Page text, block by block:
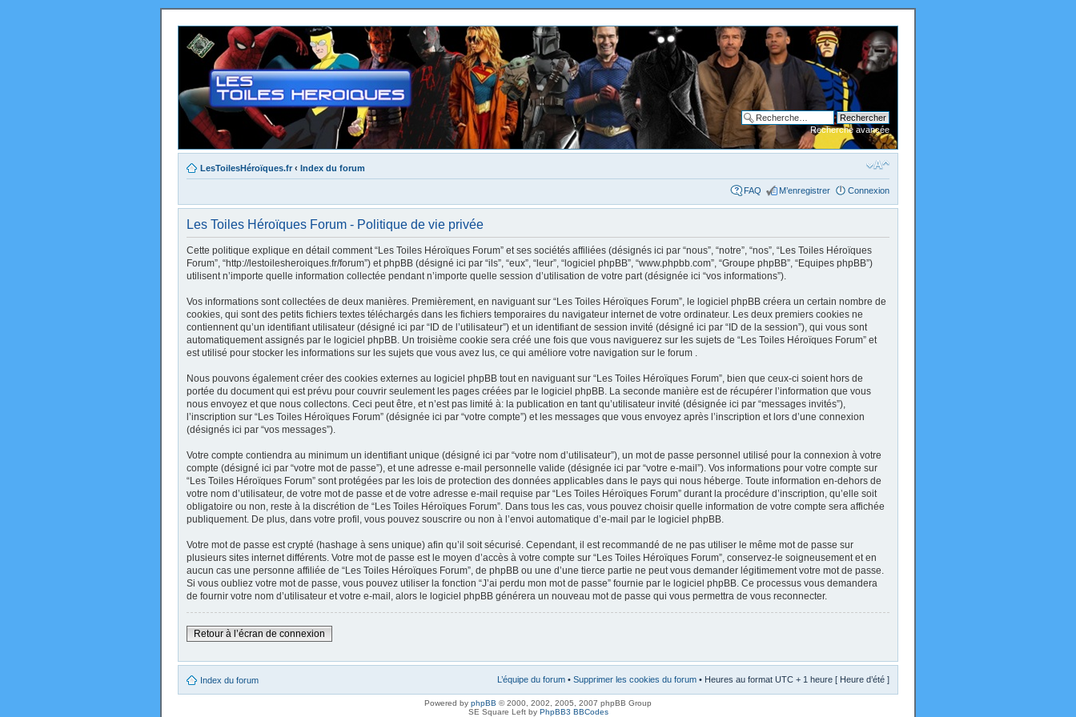
Recherche avancée
LesToilesHéroïques.fr ‹ Index du forum
FAQ M’enregistrer Connexion
Les Toiles Héroïques Forum - Politique de vie privée
Cette politique explique en détail comment “Les Toiles Héroïques Forum” et ses sociétés affiliées (désignés ici par “nous”, “notre”, “nos”, “Les Toiles Héroïques
Forum”, “http://lestoilesheroiques.fr/forum”) et phpBB (désigné ici par “ils”, “eux”, “leur”, “logiciel phpBB”, “www.phpbb.com”, “Groupe phpBB”, “Equipes phpBB”)
utilisent n’importe quelle information collectée pendant n’importe quelle session d’utilisation de votre part (désignée ici “vos informations”).
Vos informations sont collectées de deux manières. Premièrement, en naviguant sur “Les Toiles Héroïques Forum”, le logiciel phpBB créera un certain nombre de
cookies, qui sont des petits fichiers textes téléchargés dans les fichiers temporaires du navigateur internet de votre ordinateur. Les deux premiers cookies ne
contiennent qu’un identifiant utilisateur (désigné ici par “ID de l’utilisateur”) et un identifiant de session invité (désigné ici par “ID de la session”), qui vous sont
automatiquement assignés par le logiciel phpBB. Un troisième cookie sera créé une fois que vous naviguerez sur les sujets de “Les Toiles Héroïques Forum” et
est utilisé pour stocker les informations sur les sujets que vous avez lus, ce qui améliore votre navigation sur le forum .
Nous pouvons également créer des cookies externes au logiciel phpBB tout en naviguant sur “Les Toiles Héroïques Forum”, bien que ceux-ci soient hors de
portée du document qui est prévu pour couvrir seulement les pages créées par le logiciel phpBB. La seconde manière est de récupérer l’information que vous
nous envoyez et que nous collectons. Ceci peut être, et n’est pas limité à: la publication en tant qu’utilisateur invité (désignée ici par “messages invités”),
l’inscription sur “Les Toiles Héroïques Forum” (désignée ici par “votre compte”) et les messages que vous envoyez après l’inscription et lors d’une connexion
(désignés ici par “vos messages”).
Votre compte contiendra au minimum un identifiant unique (désigné ici par “votre nom d’utilisateur”), un mot de passe personnel utilisé pour la connexion à votre
compte (désigné ici par “votre mot de passe”), et une adresse e-mail personnelle valide (désignée ici par “votre e-mail”). Vos informations pour votre compte sur
“Les Toiles Héroïques Forum” sont protégées par les lois de protection des données applicables dans le pays qui nous héberge. Toute information en-dehors de
votre nom d’utilisateur, de votre mot de passe et de votre adresse e-mail requise par “Les Toiles Héroïques Forum” durant la procédure d’inscription, qu’elle soit
obligatoire ou non, reste à la discrétion de “Les Toiles Héroïques Forum”. Dans tous les cas, vous pouvez choisir quelle information de votre compte sera affichée
publiquement. De plus, dans votre profil, vous pouvez souscrire ou non à l’envoi automatique d’e-mail par le logiciel phpBB.
Votre mot de passe est crypté (hashage à sens unique) afin qu’il soit sécurisé. Cependant, il est recommandé de ne pas utiliser le même mot de passe sur
plusieurs sites internet différents. Votre mot de passe est le moyen d’accès à votre compte sur “Les Toiles Héroïques Forum”, conservez-le soigneusement et en
aucun cas une personne affiliée de “Les Toiles Héroïques Forum”, de phpBB ou une d’une tierce partie ne peut vous demander légitimement votre mot de passe.
Si vous oubliez votre mot de passe, vous pouvez utiliser la fonction “J’ai perdu mon mot de passe” fournie par le logiciel phpBB. Ce processus vous demandera
de fournir votre nom d’utilisateur et votre e-mail, alors le logiciel phpBB générera un nouveau mot de passe qui vous permettra de vous reconnecter.
Retour à l’écran de connexion
Index du forum L’équipe du forum • Supprimer les cookies du forum • Heures au format UTC + 1 heure [ Heure d’été ]
Powered by phpBB © 2000, 2002, 2005, 2007 phpBB Group
SE Square Left by PhpBB3 BBCodes